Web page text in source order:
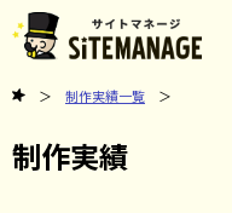
制作実績一覧
制作実績